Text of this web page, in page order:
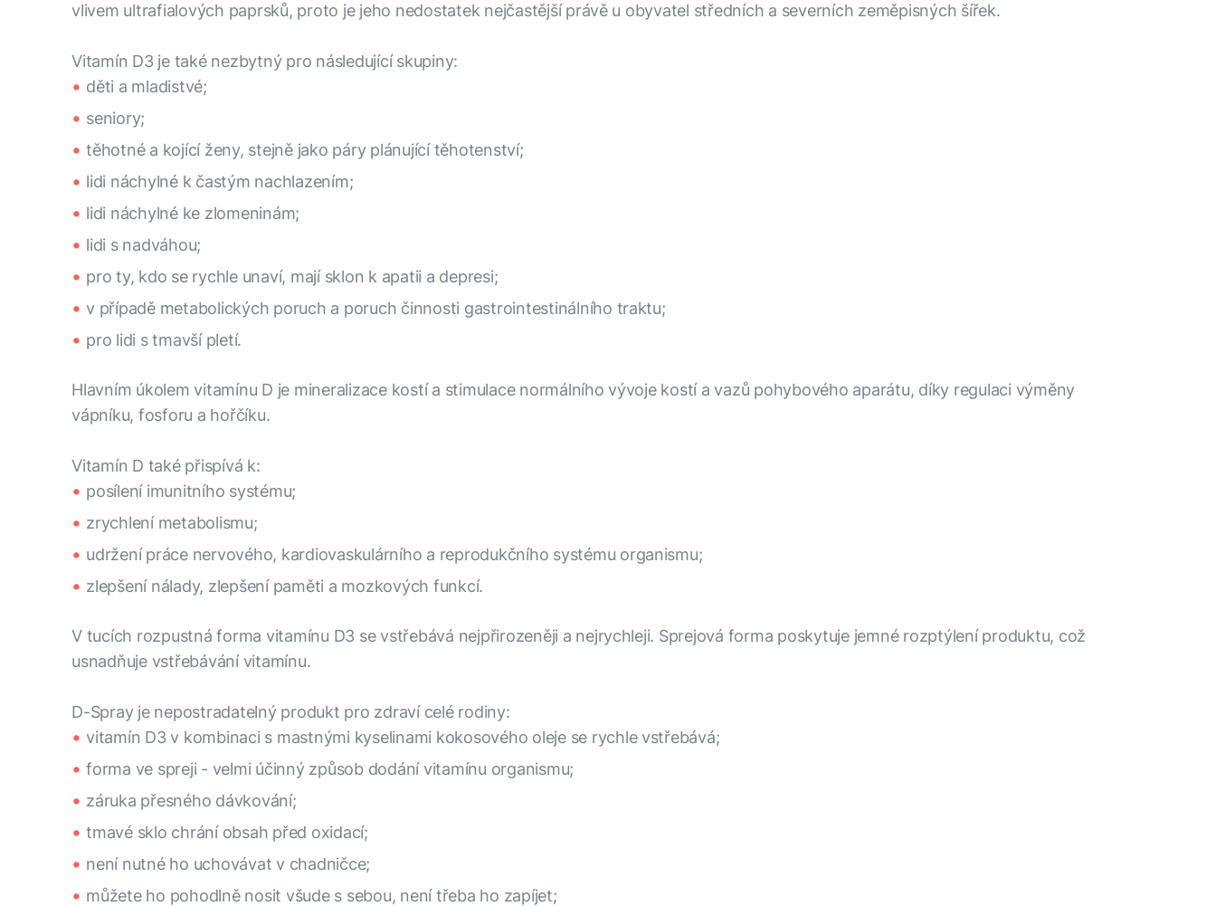
vlivem ultrafialových paprsků, proto je jeho nedostatek nejčastější právě u obyvatel středních a severních zeměpisných šířek.
Vitamín D3 je také nezbytný pro následující skupiny:
děti a mladistvé;
seniory;
těhotné a kojící ženy, stejně jako páry plánující těhotenství;
lidi náchylné k častým nachlazením;
lidi náchylné ke zlomeninám;
lidi s nadváhou;
pro ty, kdo se rychle unaví, mají sklon k apatii a depresi;
v případě metabolických poruch a poruch činnosti gastrointestinálního traktu;
pro lidi s tmavší pletí.
Hlavním úkolem vitamínu D je mineralizace kostí a stimulace normálního vývoje kostí a vazů pohybového aparátu, díky regulaci výměny
vápníku, fosforu a hořčíku.
Vitamín D také přispívá k:
posílení imunitního systému;
zrychlení metabolismu;
udržení práce nervového, kardiovaskulárního a reprodukčního systému organismu;
zlepšení nálady, zlepšení paměti a mozkových funkcí.
V tucích rozpustná forma vitamínu D3 se vstřebává nejpřirozeněji a nejrychleji. Sprejová forma poskytuje jemné rozptýlení produktu, což
usnadňuje vstřebávání vitamínu.
D-Spray je nepostradatelný produkt pro zdraví celé rodiny:
vitamín D3 v kombinaci s mastnými kyselinami kokosového oleje se rychle vstřebává;
forma ve spreji - velmi účinný způsob dodání vitamínu organismu;
záruka přesného dávkování;
tmavé sklo chrání obsah před oxidací;
není nutné ho uchovávat v chadničce;
můžete ho pohodlně nosit všude s sebou, není třeba ho zapíjet;